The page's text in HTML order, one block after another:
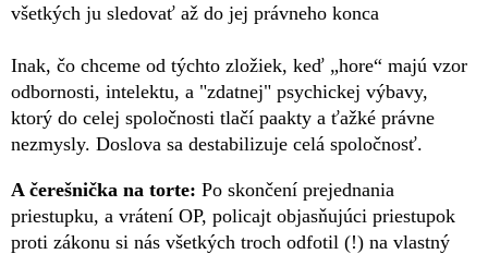
všetkých ju sledovať až do jej právneho konca
Inak, čo chceme od týchto zložiek, keď „hore“ majú vzor
odbornosti, intelektu, a "zdatnej" psychickej výbavy,
ktorý do celej spoločnosti tlačí paakty a ťažké právne
nezmysly. Doslova sa destabilizuje celá spoločnosť.
A čerešnička na torte: Po skončení prejednania
priestupku, a vrátení OP, policajt objasňujúci priestupok
proti zákonu si nás všetkých troch odfotil (!) na vlastný